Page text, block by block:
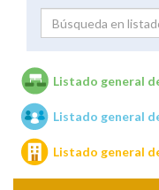
Unidades de
Listado general
Listado general
Listado general